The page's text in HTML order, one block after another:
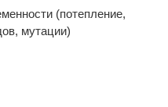
(потепление,
мутации)